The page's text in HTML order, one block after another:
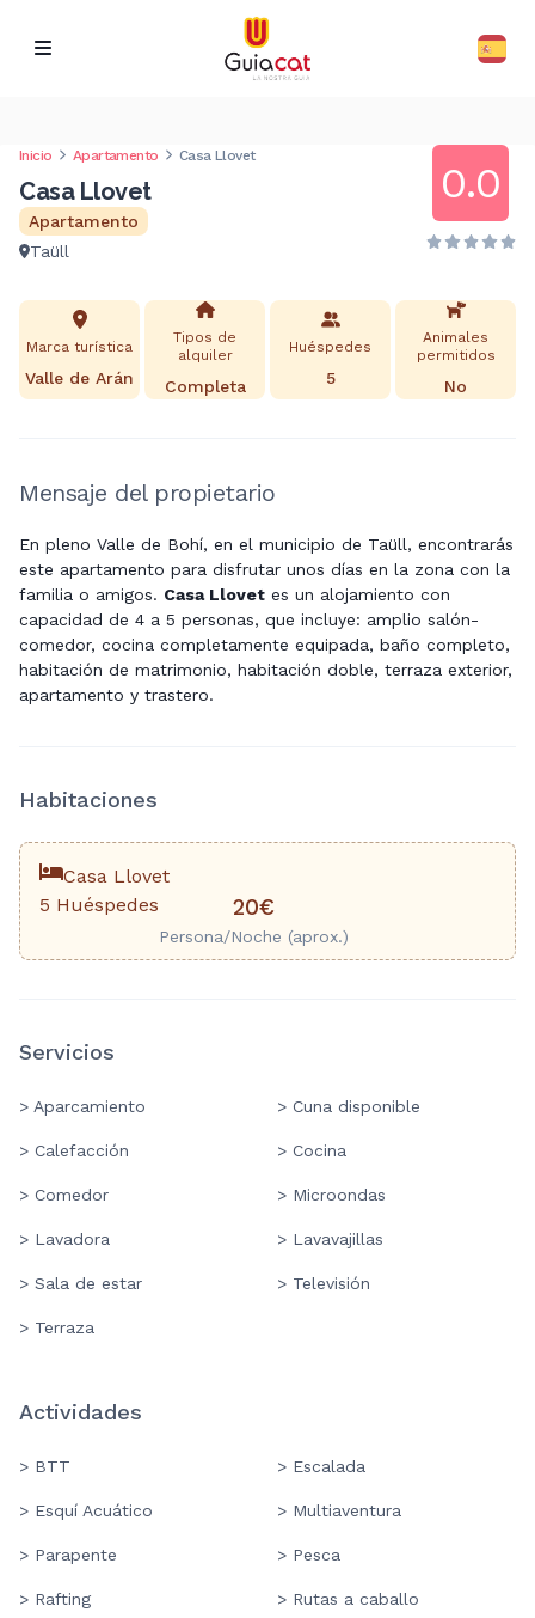
Inicio Apartamento Casa Llovet
Casa Llovet
Apartamento
Taüll
0.0
Marca turística
Valle de Arán
Tipos de
alquiler
Completa
Huéspedes
5
Animales
permitidos
No
Mensaje del propietario
En pleno Valle de Bohí, en el municipio de Taüll, encontrarás
este apartamento para disfrutar unos días en la zona con la
familia o amigos. Casa Llovet es un alojamiento con
capacidad de 4 a 5 personas, que incluye: amplio salón-
comedor, cocina completamente equipada, baño completo,
habitación de matrimonio, habitación doble, terraza exterior,
apartamento y trastero.
Habitaciones
Casa Llovet
5 Huéspedes
20€
Persona/Noche (aprox.)
Servicios
> Aparcamiento > Cuna disponible
> Calefacción > Cocina
> Comedor > Microondas
> Lavadora > Lavavajillas
> Sala de estar > Televisión
> Terraza
Actividades
> BTT > Escalada
> Esquí Acuático > Multiaventura
> Parapente > Pesca
> Rafting > Rutas a caballo